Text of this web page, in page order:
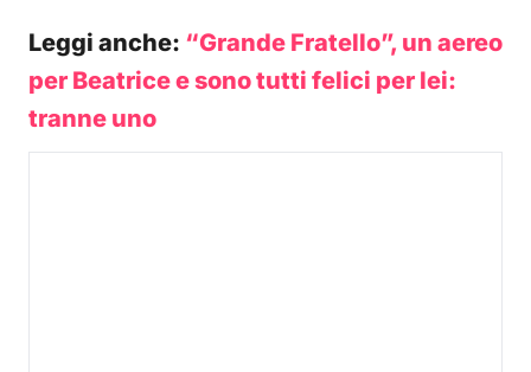
Leggi anche: “Grande Fratello”, un aereo
per Beatrice e sono tutti felici per lei:
tranne uno